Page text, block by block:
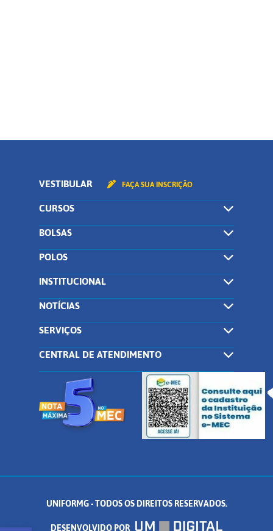
VESTIBULAR FAÇA SUA INSCRIÇÃO
CURSOS
BOLSAS
POLOS
INSTITUCIONAL
NOTÍCIAS
SERVIÇOS
CENTRAL DE ATENDIMENTO
UNIFORMG - TODOS OS DIREITOS RESERVADOS.